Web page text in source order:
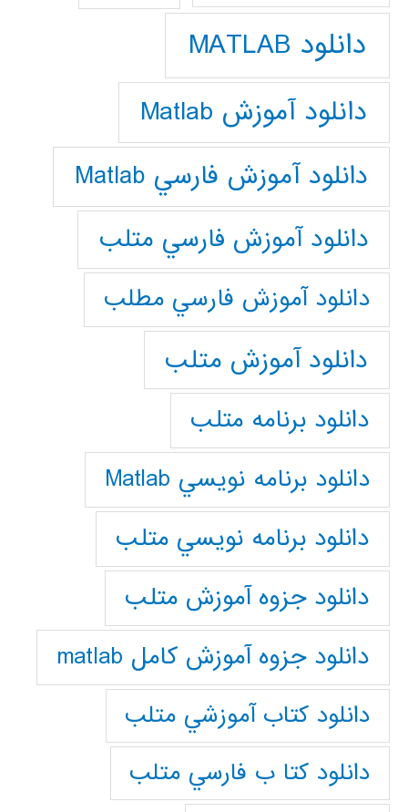
دانلود MATLAB
دانلود آموزش Matlab
دانلود آموزش فارسي Matlab
دانلود آموزش فارسي متلب
دانلود آموزش فارسي مطلب
دانلود آموزش متلب
دانلود برنامه متلب
دانلود برنامه نويسي Matlab
دانلود برنامه نويسي متلب
دانلود جزوه آموزش متلب
دانلود جزوه آموزش کامل matlab
دانلود كتاب آموزشي متلب
دانلود كتا ب فارسي متلب